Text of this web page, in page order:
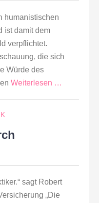
humanistischen
ist damit dem
verpflichtet.
die sich
Würde des
Weiterlesen …
sagt Robert
„Die